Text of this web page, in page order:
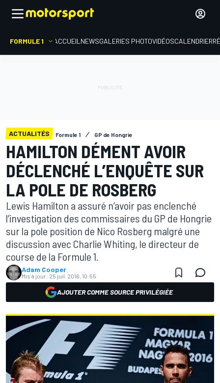
FORMULE 1 ACCUEIL NEWSGALERIES PHOTOVIDÉOSCALENDRIER
ACTUALITÉS Formule 1 GP de Hongrie
HAMILTON DÉMENT AVOIR
DÉCLENCHÉ L’ENQUÊTE SUR
LA POLE DE ROSBERG
Lewis Hamilton a assuré n’avoir pas enclenché
l’investigation des commissaires du GP de Hongrie
sur la pole position de Nico Rosberg malgré une
discussion avec Charlie Whiting, le directeur de
course de la Formule 1.
Adam Cooper
Mis à jour: 25 juil. 2016, 10:55
AJOUTER COMME SOURCE PRIVILÉGIÉE